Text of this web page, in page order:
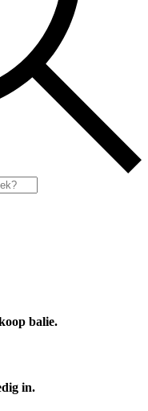
balie.
in.